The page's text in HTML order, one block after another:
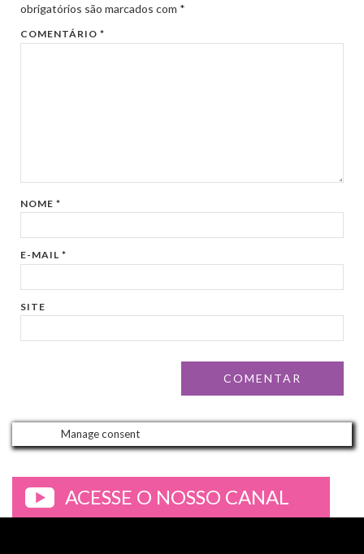
obrigatórios são marcados com *
COMENTÁRIO*
NOME*
E-MAIL*
SITE
Manage consent
ACESSE O NOSSO CANAL